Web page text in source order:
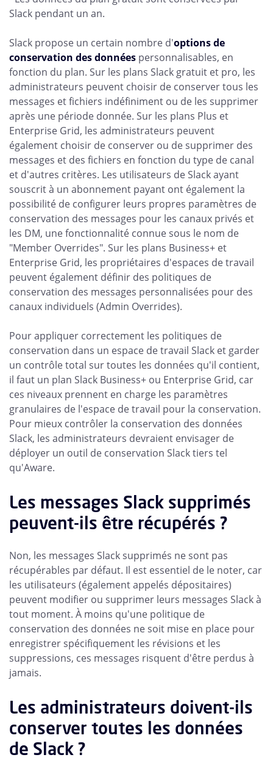
Slack pendant un an.
Slack propose un certain nombre d'options de
conservation des données personnalisables, en
fonction du plan. Sur les plans Slack gratuit et pro, les
administrateurs peuvent choisir de conserver tous les
messages et fichiers indéfiniment ou de les supprimer
après une période donnée. Sur les plans Plus et
Enterprise Grid, les administrateurs peuvent
également choisir de conserver ou de supprimer des
messages et des fichiers en fonction du type de canal
et d'autres critères. Les utilisateurs de Slack ayant
souscrit à un abonnement payant ont également la
possibilité de configurer leurs propres paramètres de
conservation des messages pour les canaux privés et
les DM, une fonctionnalité connue sous le nom de
"Member Overrides". Sur les plans Business+ et
Enterprise Grid, les propriétaires d'espaces de travail
peuvent également définir des politiques de
conservation des messages personnalisées pour des
canaux individuels (Admin Overrides).
Pour appliquer correctement les politiques de
conservation dans un espace de travail Slack et garder
un contrôle total sur toutes les données qu'il contient,
il faut un plan Slack Business+ ou Enterprise Grid, car
ces niveaux prennent en charge les paramètres
granulaires de l'espace de travail pour la conservation.
Pour mieux contrôler la conservation des données
Slack, les administrateurs devraient envisager de
déployer un outil de conservation Slack tiers tel
qu'Aware.
Les messages Slack supprimés
peuvent-ils être récupérés ?
Non, les messages Slack supprimés ne sont pas
récupérables par défaut. Il est essentiel de le noter, car
les utilisateurs (également appelés dépositaires)
peuvent modifier ou supprimer leurs messages Slack à
tout moment. À moins qu'une politique de
conservation des données ne soit mise en place pour
enregistrer spécifiquement les révisions et les
suppressions, ces messages risquent d'être perdus à
jamais.
Les administrateurs doivent-ils
conserver toutes les données
de Slack ?